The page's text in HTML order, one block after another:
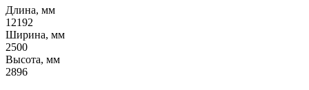
Длина, мм
12192
Ширина, мм
2500
Высота, мм
2896